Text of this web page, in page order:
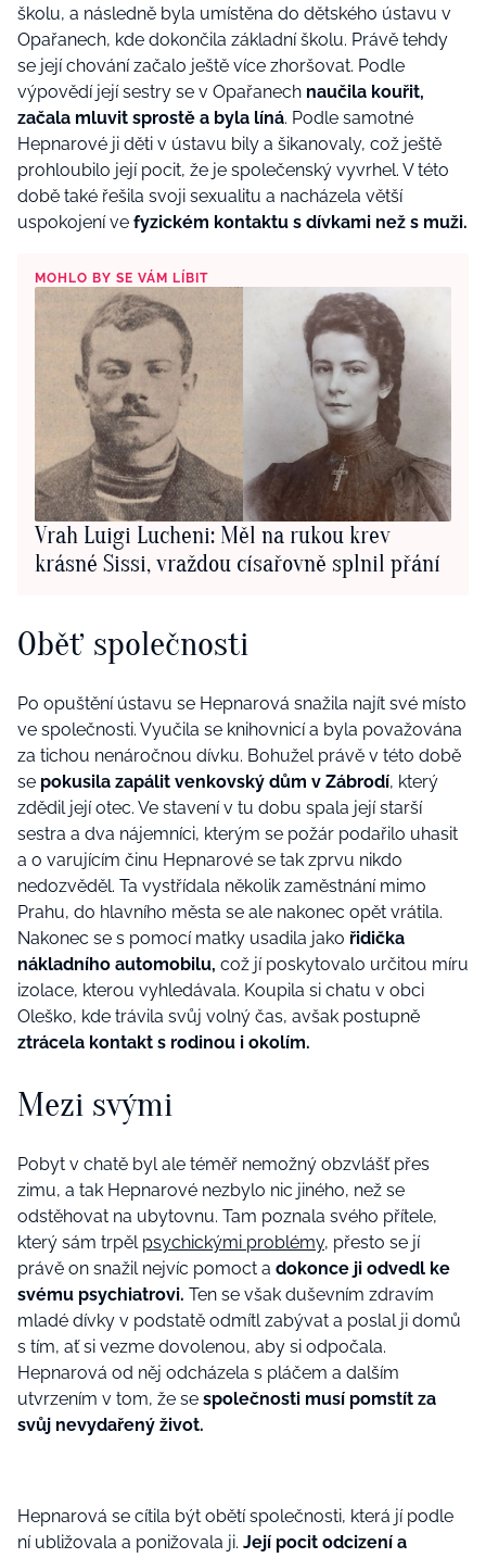
školu, a následně byla umístěna do dětského ústavu v
Opařanech, kde dokončila základní školu. Právě tehdy
se její chování začalo ještě více zhoršovat. Podle
výpovědí její sestry se v Opařanech naučila kouřit,
začala mluvit sprostě a byla líná. Podle samotné
Hepnarové ji děti v ústavu bily a šikanovaly, což ještě
prohloubilo její pocit, že je společenský vyvrhel. V této
době také řešila svoji sexualitu a nacházela větší
uspokojení ve fyzickém kontaktu s dívkami než s muži.
MOHLO BY SE VÁM LÍBIT
Vrah Luigi Lucheni: Měl na rukou krev
krásné Sissi, vraždou císařovně splnil přání
Oběť společnosti
Po opuštění ústavu se Hepnarová snažila najít své místo
ve společnosti. Vyučila se knihovnicí a byla považována
za tichou nenáročnou dívku. Bohužel právě v této době
se pokusila zapálit venkovský dům v Zábrodí, který
zdědil její otec. Ve stavení v tu dobu spala její starší
sestra a dva nájemníci, kterým se požár podařilo uhasit
a o varujícím činu Hepnarové se tak zprvu nikdo
nedozvěděl. Ta vystřídala několik zaměstnání mimo
Prahu, do hlavního města se ale nakonec opět vrátila.
Nakonec se s pomocí matky usadila jako řidička
nákladního automobilu, což jí poskytovalo určitou míru
izolace, kterou vyhledávala. Koupila si chatu v obci
Oleško, kde trávila svůj volný čas, avšak postupně
ztrácela kontakt s rodinou i okolím.
Mezi svými
Pobyt v chatě byl ale téměř nemožný obzvlášť přes
zimu, a tak Hepnarové nezbylo nic jiného, než se
odstěhovat na ubytovnu. Tam poznala svého přítele,
který sám trpěl psychickými problémy, přesto se jí
právě on snažil nejvíc pomoct a dokonce ji odvedl ke
svému psychiatrovi. Ten se však duševním zdravím
mladé dívky v podstatě odmítl zabývat a poslal ji domů
s tím, ať si vezme dovolenou, aby si odpočala.
Hepnarová od něj odcházela s pláčem a dalším
utvrzením v tom, že se společnosti musí pomstít za
svůj nevydařený život.
Hepnarová se cítila být obětí společnosti, která jí podle
ní ubližovala a ponižovala ji. Její pocit odcizení a